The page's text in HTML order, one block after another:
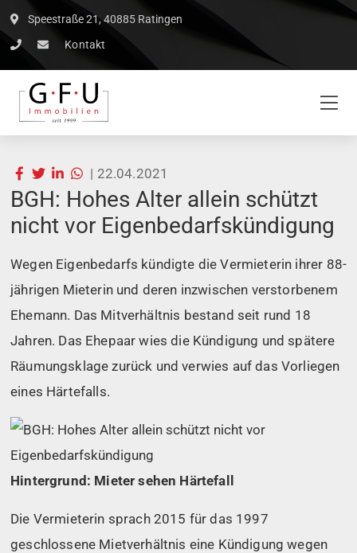
Speestraße 21, 40885 Ratingen
Kontakt
| 22.04.2021
BGH: Hohes Alter allein schützt
nicht vor Eigenbedarfskündigung
Wegen Eigenbedarfs kündigte die Vermieterin ihrer 88-
jährigen Mieterin und deren inzwischen verstorbenem
Ehemann. Das Mitverhältnis bestand seit rund 18
Jahren. Das Ehepaar wies die Kündigung und spätere
Räumungsklage zurück und verwies auf das Vorliegen
eines Härtefalls.
Hintergrund: Mieter sehen Härtefall
Die Vermieterin sprach 2015 für das 1997
geschlossene Mietverhältnis eine Kündigung wegen